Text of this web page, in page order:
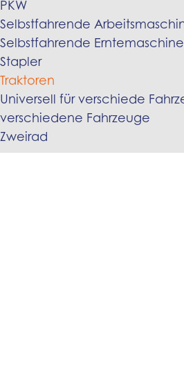
PKW
Selbstfahrende
Selbstfahrende
Stapler
Traktoren
Universell für verschiede
verschiedene Fahrzeuge
Zweirad